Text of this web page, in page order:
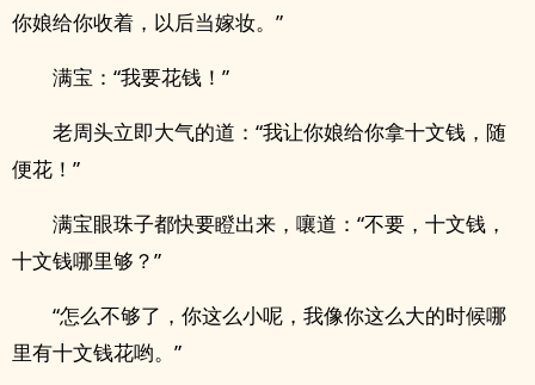
你娘给你收着，以后当嫁妆。”
满宝：“我要花钱！”
老周头立即大气的道：“我让你娘给你拿十文钱，随
便花！”
满宝眼珠子都快要瞪出来，嚷道：“不要，十文钱，
十文钱哪里够？”
“怎么不够了，你这么小呢，我像你这么大的时候哪
里有十文钱花哟。”